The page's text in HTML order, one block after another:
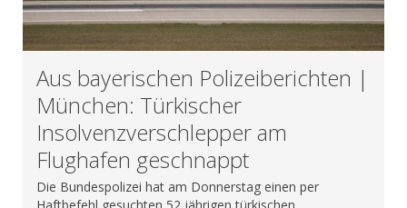
Aus bayerischen Polizeiberichten |
München: Türkischer
Insolvenzverschlepper am
Flughafen geschnappt
Die Bundespolizei hat am Donnerstag einen per